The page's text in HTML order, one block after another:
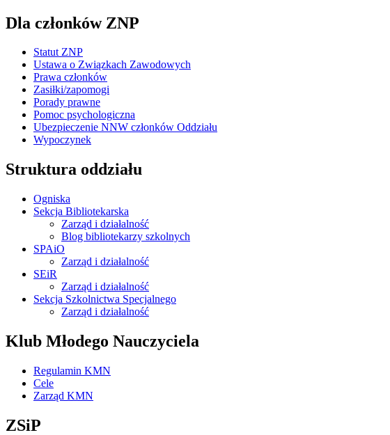
Dla członków ZNP
Statut ZNP
Ustawa o Związkach Zawodowych
Prawa członków
Zasiłki/zapomogi
Porady prawne
Pomoc psychologiczna
Ubezpieczenie NNW członków Oddziału
Wypoczynek
Struktura oddziału
Ogniska
Sekcja Bibliotekarska
Zarząd i działalność
Blog bibliotekarzy szkolnych
SPAiO
Zarząd i działalność
SEiR
Zarząd i działalność
Sekcja Szkolnictwa Specjalnego
Zarząd i działalność
Klub Młodego Nauczyciela
Regulamin KMN
Cele
Zarząd KMN
ZSiP